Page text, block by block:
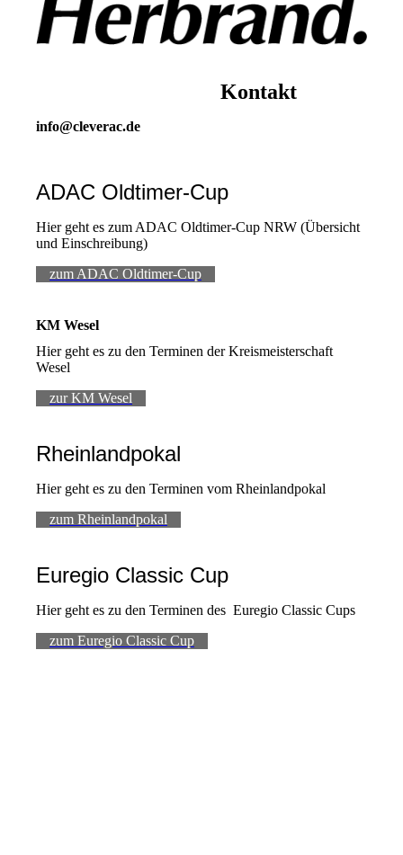
Kontakt
info@cleverac.de
ADAC Oldtimer-Cup
Hier geht es zum ADAC Oldtimer-Cup NRW (Übersicht
und Einschreibung)
zum ADAC Oldtimer-Cup
KM Wesel
Hier geht es zu den Terminen der Kreismeisterschaft
Wesel
zur KM Wesel
Rheinlandpokal
Hier geht es zu den Terminen vom Rheinlandpokal
zum Rheinlandpokal
Euregio Classic Cup
Hier geht es zu den Terminen des Euregio Classic Cups
zum Euregio Classic Cup